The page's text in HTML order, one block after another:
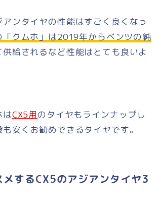
ンタイヤの性能はすごく良くなっ
「クムホ」は2019年からベンツの純
供給されるなど性能はとても良いよ
はCX5用のタイヤもラインナップし
安くお勧めできるタイヤです。
メするCX5のアジアンタイヤ3